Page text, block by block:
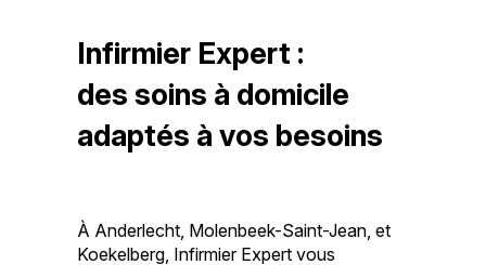
Infirmier Expert :
des soins à domicile
adaptés à vos besoins
À Anderlecht, Molenbeek-Saint-Jean, et
Koekelberg, Infirmier Expert vous